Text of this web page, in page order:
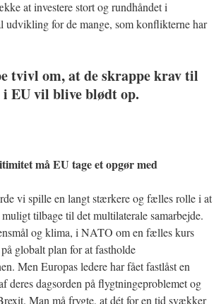
at investere stort og rundhåndet i
udvikling for de mange, som konflikterne har
tvivl om, at de skrappe krav til
i EU vil blive blødt op.
må EU tage et opgør med
vi spille en langt stærkere og fælles rolle i at
tilbage til det multilaterale samarbejde.
og klima, i NATO om en fælles kurs
globalt plan for at fastholde
Men Europas ledere har fået fastlåst en
deres dagsorden på flygtningeproblemet og
Man må frygte, at dét for en tid svækker